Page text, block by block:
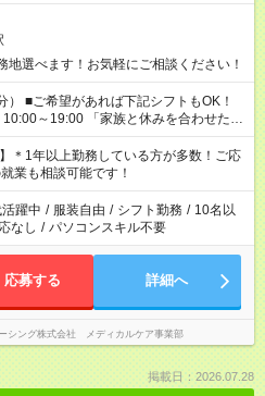
選べます！お気軽にご相談ください！
OK！
家族と休みを合わせた
の準備がしたい」 「できれば残業はし
えてくださいね。 ※Wワーク希望
希望する勤務時間と、もう1つのお仕事
時間を超える場合は応募できません。
＊1年以上勤務している方が多数！ご応
業も相談可能です！
躍中 / 服装自由 / シフト勤務 / 10名以
なし / パソコンスキル不要
応募する 詳細へ
シング株式会社 メディカルケア事業部
掲載日：2026.07.28